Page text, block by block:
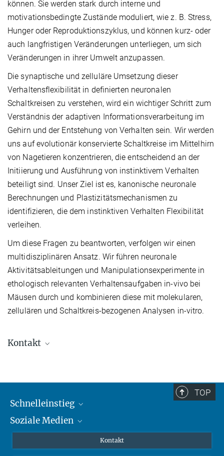
können. Sie werden stark durch interne und
motivationsbedingte Zustände moduliert, wie z. B. Stress,
Hunger oder Reproduktionszyklus, und können kurz- oder
auch langfristigen Veränderungen unterliegen, um sich
Veränderungen in ihrer Umwelt anzupassen.
Die synaptische und zelluläre Umsetzung dieser
Verhaltensflexibilität in definierten neuronalen
Schaltkreisen zu verstehen, wird ein wichtiger Schritt zum
Verständnis der adaptiven Informationsverarbeitung im
Gehirn und der Entstehung von Verhalten sein. Wir werden
uns auf evolutionär konservierte Schaltkreise im Mittelhirn
von Nagetieren konzentrieren, die entscheidend an der
Initiierung und Ausführung von instinktivem Verhalten
beteiligt sind. Unser Ziel ist es, kanonische neuronale
Berechnungen und Plastizitätsmechanismen zu
identifizieren, die dem instinktiven Verhalten Flexibilität
verleihen.
Um diese Fragen zu beantworten, verfolgen wir einen
multidisziplinären Ansatz. Wir führen neuronale
Aktivitätsableitungen und Manipulationsexperimente in
ethologisch relevanten Verhaltensaufgaben in-vivo bei
Mäusen durch und kombinieren diese mit molekularen,
zellulären und Schaltkreis-bezogenen Analysen in-vitro.
Kontakt
Max Planck Institute for Brain Research , Max-von-Laue-Str. 4
TOP
Schnelleinstieg
Journalisten
Soziale Medien
Kontakt